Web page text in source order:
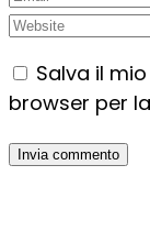
Salva il
browser per